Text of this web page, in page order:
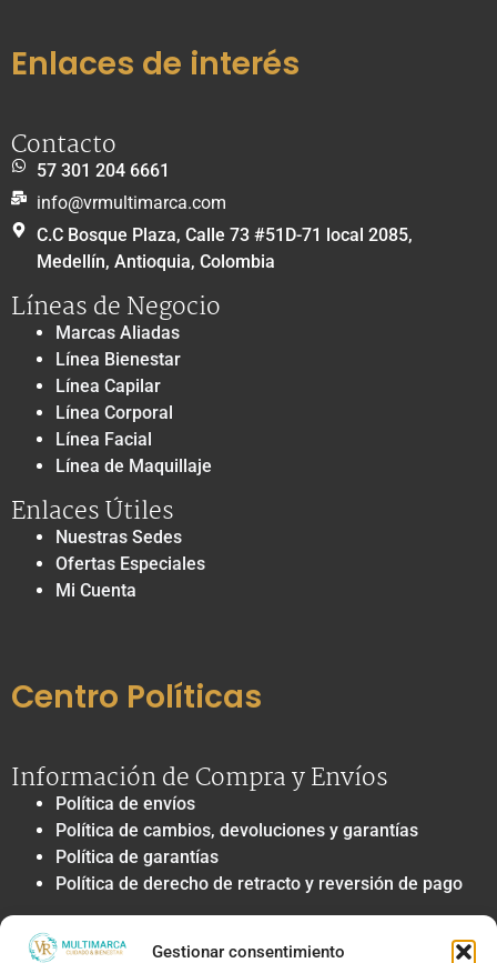
Gestionar consentimiento
Enlaces de interés
Contacto
57 301 204 6661
info@vrmultimarca.com
C.C Bosque Plaza, Calle 73 #51D-71 local 2085,
Medellín, Antioquia, Colombia
Líneas de Negocio
Marcas Aliadas
Línea Bienestar
Línea Capilar
Línea Corporal
Línea Facial
Línea de Maquillaje
Enlaces Útiles
Nuestras Sedes
Ofertas Especiales
Mi Cuenta
Centro Políticas
Información de Compra y Envíos
Política de envíos
Política de cambios, devoluciones y garantías
Política de garantías
Política de derecho de retracto y reversión de pago
Privacidad y Tratamiento de Datos
Política de privacidad y tratamiento de datos